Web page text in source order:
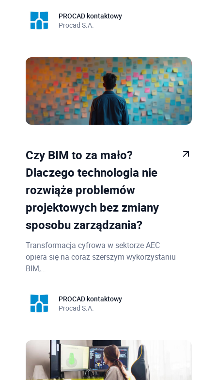
PROCAD kontaktowy
Procad S.A.
Czy BIM to za mało?
Dlaczego technologia nie
rozwiąże problemów
projektowych bez zmiany
sposobu zarządzania?
Transformacja cyfrowa w sektorze AEC
opiera się na coraz szerszym wykorzystaniu
BIM,…
PROCAD kontaktowy
Procad S.A.